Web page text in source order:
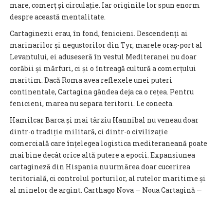
mare, comerț și circulație. Iar originile lor spun enorm
despre această mentalitate.
Cartaginezii erau, în fond, fenicieni. Descendenți ai
marinarilor și negustorilor din Tyr, marele oraș-port al
Levantului, ei aduseseră în vestul Mediteranei nu doar
corăbii și mărfuri, ci și o întreagă cultură a comerțului
maritim. Dacă Roma avea reflexele unei puteri
continentale, Cartagina gândea deja ca o rețea. Pentru
fenicieni, marea nu separa teritorii. Le conecta.
Hamilcar Barca și mai târziu Hannibal nu veneau doar
dintr-o tradiție militară, ci dintr-o civilizație
comercială care înțelegea logistica mediteraneană poate
mai bine decât orice altă putere a epocii. Expansiunea
cartagineză din Hispania nu urmărea doar cucerirea
teritorială, ci controlul porturilor, al rutelor maritime și
al minelor de argint. Carthago Nova — Noua Cartagină —